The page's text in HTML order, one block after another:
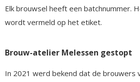
Elk brouwsel heeft een batchnummer.
wordt vermeld op het etiket.
Brouw-atelier Melessen gestopt
In 2021 werd bekend dat de brouwers